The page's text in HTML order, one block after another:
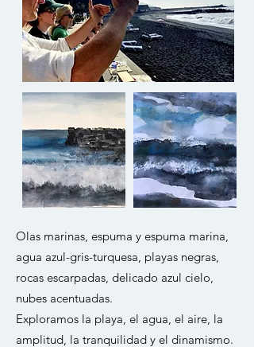
Olas marinas, espuma y espuma marina,
agua azul-gris-turquesa, playas negras,
rocas escarpadas, delicado azul cielo,
nubes acentuadas.
Exploramos la playa, el agua, el aire, la
amplitud, la tranquilidad y el dinamismo.